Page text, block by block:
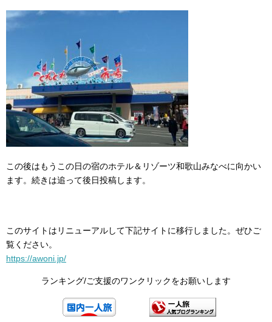
この後はもうこの日の宿のホテル＆リゾーツ和歌山みなべに向かい
ます。続きは追って後日投稿します。
このサイトはリニューアルして下記サイトに移行しました。ぜひご
覧ください。
https://awoni.jp/
ランキング/ご支援のワンクリックをお願いします